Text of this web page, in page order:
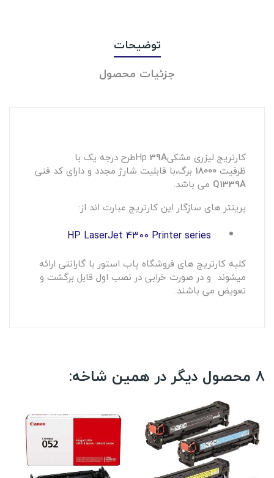
توضیحات
جزئیات محصول
کارتریج لیزری مشکیHp39A
طرح درجه یک با
ظرفیت 18000 برگ،با قابلیت شارژ مجدد و دارای کد فنی
Q1339A می باشد.
پرینتر های سازگار این کارتریج عبارت اند از:
HP LaserJet 4300 Printer series
کلیه کارتریج های فروشگاه پاب استور با گارانتی ارائه
میشوند و در صورت خرابی در نصب اول قابل برگشت و
تعویض می باشند.
8 محصول دیگر در همین شاخه: